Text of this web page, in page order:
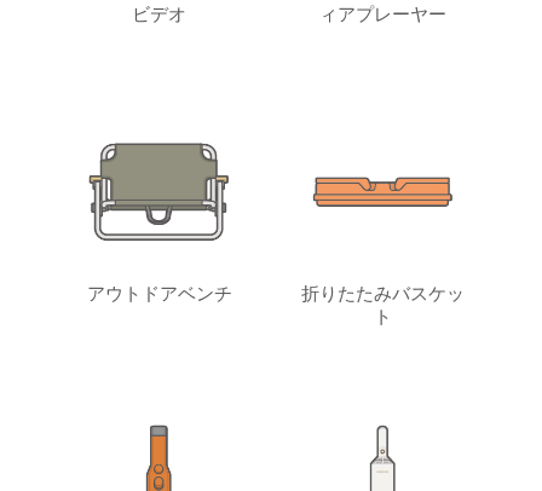
ビデオ
ィアプレーヤー
アウトドアベンチ
折りたたみバスケッ
ト